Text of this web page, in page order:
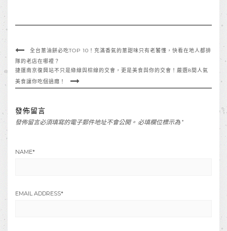
全台蔥油餅必吃TOP 10！充滿香氣的蔥甜味只有老饕懂，快看在地人都排
隊的老店在哪裡？
捷運南京復興站不只是綠線與棕線的交會，更是美食與你的交會！嚴選8間人氣
美食讓你吃個過癮！
發佈留言
發佈留言必須填寫的電子郵件地址不會公開。 必填欄位標示為 *
NAME*
EMAIL ADDRESS*